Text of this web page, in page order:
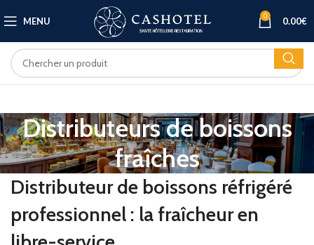
MENU 0 0.00€
Distributeurs de boissons
fraîches
Distributeur de boissons réfrigéré
professionnel : la fraîcheur en